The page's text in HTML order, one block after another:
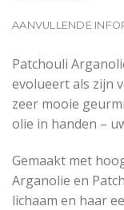
AANVULLENDE
Patchouli
evolueert als zijn
zeer mooie
olie in handen –
Gemaakt met
Arganolie en
lichaam en haar